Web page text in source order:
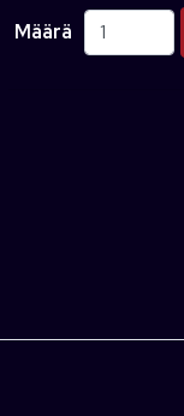
Määrä